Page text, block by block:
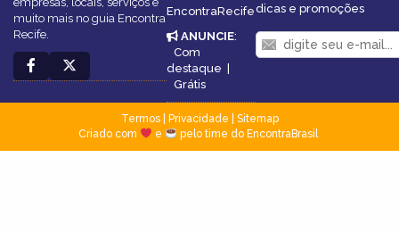
muito mais no guia Encontra
Recife.
EncontraRecife
ANUNCIE:
Com
destaque
Grátis
dicas e promoções
Termos| Privacidade
Sitemap
Criado com
e pelo time do EncontraBrasil